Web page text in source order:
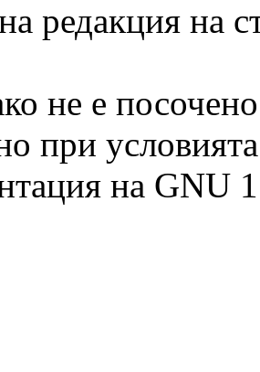
редакция на
не е
при
на GNU